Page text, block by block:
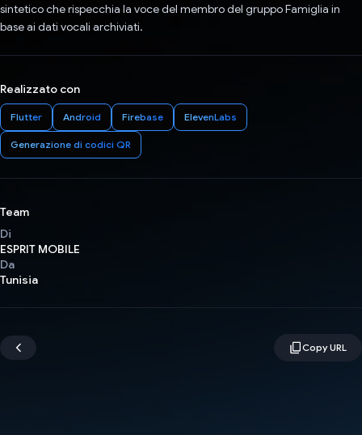
sintetico che rispecchia la voce del membro del gruppo Famiglia in
base ai dati vocali archiviati.
Realizzato con
Flutter Android Firebase ElevenLabs
Generazione di codici QR
Team
Di
ESPRIT MOBILE
Da
Tunisia